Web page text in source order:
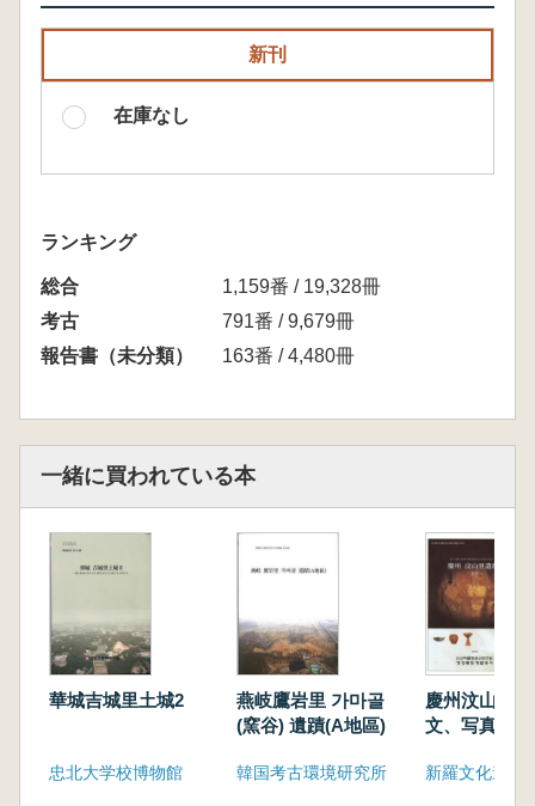
新刊
在庫なし
ランキング
総合
1,159番 / 19,328冊
考古
791番 / 9,679冊
報告書（未分類）
163番 / 4,480冊
一緒に買われている本
華城吉城里土城2
忠北大学校博物館
燕岐鷹岩里 가마골
(窯谷) 遺蹟(A地區)
韓国考古環境研究所
慶州汶山里
文、写真 全
新羅文化遺産